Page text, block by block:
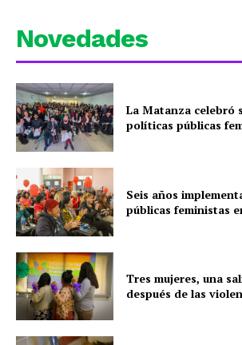
Novedades
La Matanza celebró
políticas públicas
Seis años
públicas feministas
Tres mujeres, una
después de las